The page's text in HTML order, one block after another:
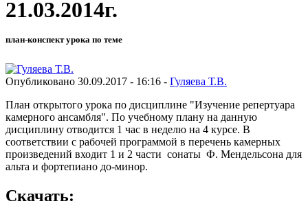
21.03.2014г.
план-конспект урока по теме
Опубликовано 30.09.2017 - 16:16 - Гуляева Т.В.
План открытого урока по дисциплине "Изучение репертуара
камерного ансамбля". По учебному плану на данную
дисциплину отводится 1 час в неделю на 4 курсе. В
соответствии с рабочей программой в перечень камерных
произведений входит 1 и 2 части сонаты Ф. Мендельсона для
альта и фортепиано до-минор.
Скачать: